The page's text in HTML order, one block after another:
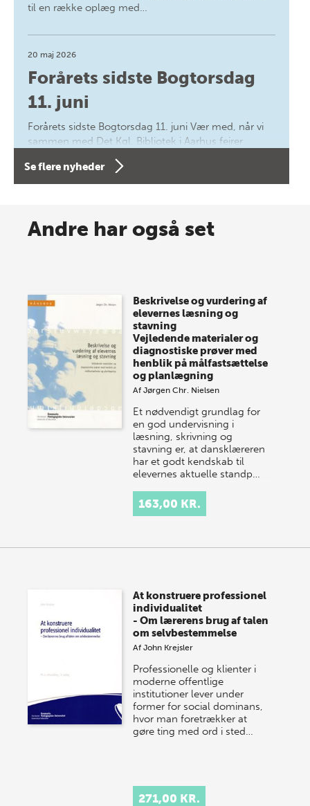
til en række oplæg med…
20 maj 2026
Forårets sidste Bogtorsdag
11. juni
Forårets sidste Bogtorsdag 11. juni Vær med, når vi
sammen med Det Kgl. Bibliotek i Aarhus fejrer
forfatterne bag vores nyes…
Spar op til 70% til sommer-
onsdag den 10. j…
Se flere nyheder
Andre har også set
Beskrivelse og vurdering af
elevernes læsning og
stavning
Vejledende materialer og
diagnostiske prøver med
henblik på målfastsættelse
og planlægning
AfJørgen Chr. Nielsen
Et nødvendigt grundlag for
en god undervisning i
læsning, skrivning og
stavning er, at dansklæreren
har et godt kendskab til
elevernes aktuelle standp…
163,00 KR.
At konstruere professionel
individualitet
- Om lærerens brug af talen
om selvbestemmelse
AfJohn Krejsler
Professionelle og klienter i
moderne offentlige
institutioner lever under
former for social dominans,
hvor man foretrækker at
gøre ting med ord i sted…
271,00 KR.